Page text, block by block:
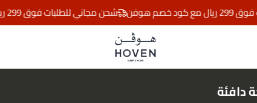
شحن مجاني للطلبات فوق 299 ريال مع كود خصم هوفن
مفارش هوڤن
دافئة